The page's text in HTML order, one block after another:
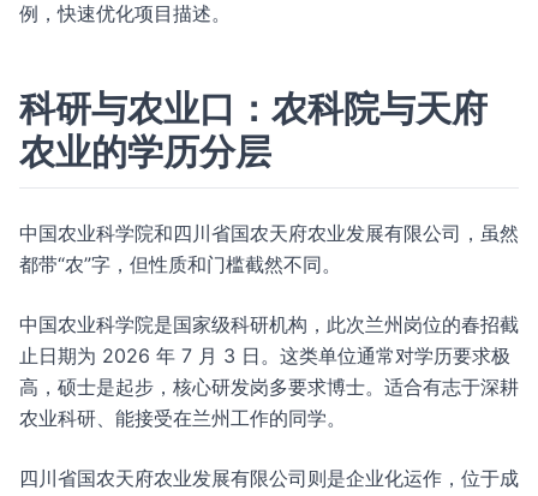
例，快速优化项目描述。
科研与农业口：农科院与天府
农业的学历分层
中国农业科学院和四川省国农天府农业发展有限公司，虽然
都带“农”字，但性质和门槛截然不同。
中国农业科学院是国家级科研机构，此次兰州岗位的春招截
止日期为 2026 年 7 月 3 日。这类单位通常对学历要求极
高，硕士是起步，核心研发岗多要求博士。适合有志于深耕
农业科研、能接受在兰州工作的同学。
四川省国农天府农业发展有限公司则是企业化运作，位于成